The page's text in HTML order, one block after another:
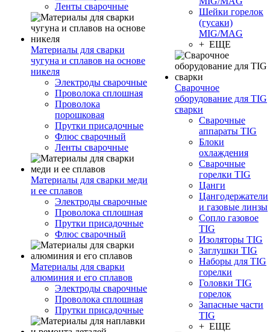
Ленты сварочные
Материалы для сварки
чугуна и сплавов на основе
никеля
Электроды сварочные
Проволока сплошная
Проволока
порошковая
Прутки присадочные
Флюс сварочный
Ленты сварочные
Материалы для сварки меди
и ее сплавов
Электроды сварочные
Проволока сплошная
Прутки присадочные
Флюс сварочный
Материалы для сварки
алюминия и его сплавов
Электроды сварочные
Проволока сплошная
Прутки присадочные
Шейки горелок
(гусаки)
MIG/MAG
+ ЕЩЕ
Сварочное
оборудование для TIG
сварки
Сварочные
аппараты TIG
Блоки
охлаждения
Сварочные
горелки TIG
Цанги
Цангодержатели
и газовые линзы
Сопло газовое
TIG
Изоляторы TIG
Заглушки TIG
Наборы для TIG
горелки
Головки TIG
горелок
Запасные части
TIG
+ ЕЩЕ